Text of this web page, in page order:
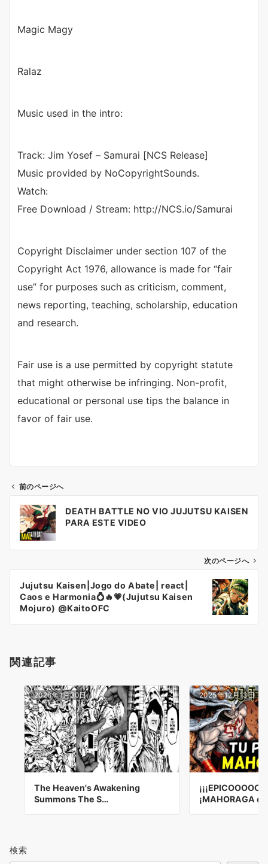
Magic Magy
Ralaz
Music used in the intro:
Track: Jim Yosef – Samurai [NCS Release]
Music provided by NoCopyrightSounds.
Watch:
Free Download / Stream: http://NCS.io/Samurai
Copyright Disclaimer under section 107 of the
Copyright Act 1976, allowance is made for “fair
use” for purposes such as criticism, comment,
news reporting, teaching, scholarship, education
and research.
Fair use is a use permitted by copyright statute
that might otherwise be infringing. Non-profit,
educational or personal use tips the balance in
favor of fair use.
ビ
ン
前のページへ
DEATH BATTLE NO VIO JUJUTSU KAISEN
PARA ESTE VIDEO
次のページへ
Jujutsu Kaisen|Jogo do Abate| react|
Caos e Harmonia💍🔥💗(Jujutsu Kaisen
Mojuro) @KaitoOFC
関連記事
2026年1月30日
The Heaven's Awakening
Summons The S…
2025年12月13日
¡MAHORAGA
検索